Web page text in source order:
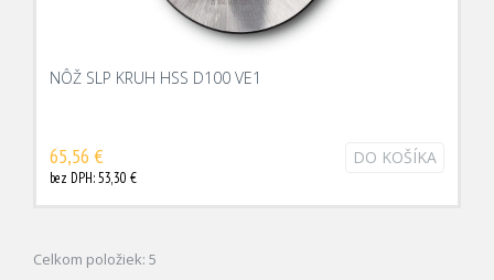
NÔŽ SLP KRUH HSS D100 VE1
65,56 €
bez DPH: 53,30 €
DO KOŠÍKA
Celkom položiek: 5